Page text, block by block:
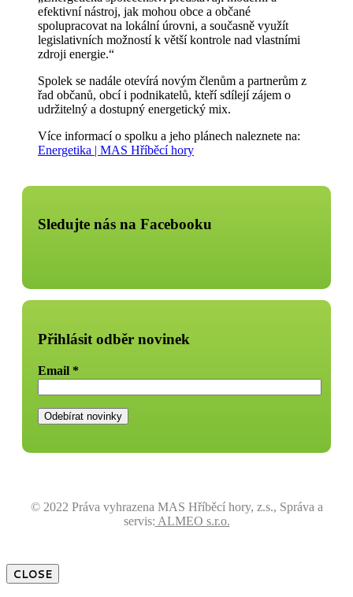
efektivní nástroj, jak mohou obce a občané
spolupracovat na lokální úrovni, a současně využít
legislativních možností k větší kontrole nad vlastními
zdroji energie.“
Spolek se nadále otevírá novým členům a partnerům z
řad občanů, obcí i podnikatelů, kteří sdílejí zájem o
udržitelný a dostupný energetický mix.
Více informací o spolku a jeho plánech naleznete na:
Energetika | MAS Hříběcí hory
Sledujte nás na Facebooku
Přihlásit odběr novinek
Email *
© 2022 Práva vyhrazena MAS Hříběcí hory, z.s., Správa a
servis: ALMEO s.r.o.
CLOSE